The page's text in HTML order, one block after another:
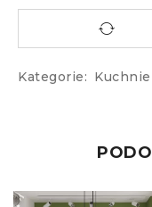
Kategorie: Kuchnie